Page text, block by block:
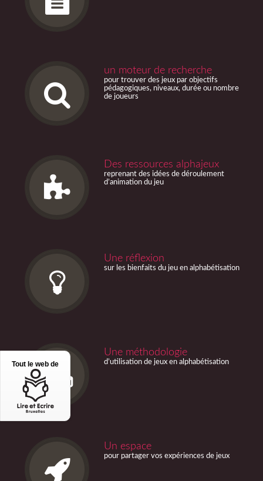
un moteur de recherche
pour trouver des jeux par objectifs
pédagogiques, niveaux, durée ou nombre
de joueurs
Des ressources alphajeux
reprenant des idées de déroulement
d’animation du jeu
Une réflexion
sur les bienfaits du jeu en alphabétisation
Une méthodologie
d’utilisation de jeux en alphabétisation
Un espace
pour partager vos expériences de jeux
Tout le web de